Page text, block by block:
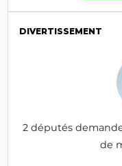
DIVERTISSEMENT
2 députés
de